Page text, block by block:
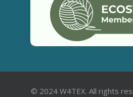
© 2024 W4TEX. All rights